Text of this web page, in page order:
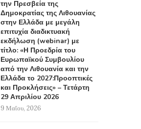
την Πρεσβεία της
Δημοκρατίας της Λιθουανίας
στην Ελλάδα με μεγάλη
επιτυχία διαδικτυακή
εκδήλωση (webinar) με
τίτλο: «Η Προεδρία του
Ευρωπαϊκού Συμβουλίου
από την Λιθουανία και την
Ελλάδα το 2027:Προοπτικές
και Προκλήσεις» – Τετάρτη
29 Απριλίου 2026
9 Μαΐου, 2026